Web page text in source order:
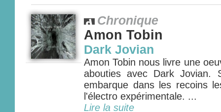
Chronique
Amon Tobin
Dark Jovian
Amon Tobin nous livre une
abouties avec Dark Jovian.
embarque dans les recoins
l'électro expérimentale. ...
Lire la suite